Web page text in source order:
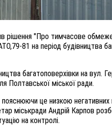
рішення "Про тимчасове
81 на період будівництва
багатоповерхівки на вул.
Полтавської міської ради.
це низкою негативних
міськради Андрій Карпов
на контролі.